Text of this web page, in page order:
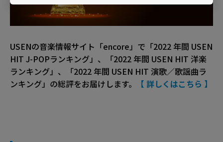
USENの音楽情報サイト「encore」で「2022 年間 USEN
HIT J-POPランキング」、「2022 年間 USEN HIT 洋楽
ランキング」、「2022 年間 USEN HIT 演歌／歌謡曲ラ
ンキング」の総評をお届けします。
【 詳しくはこちら 】